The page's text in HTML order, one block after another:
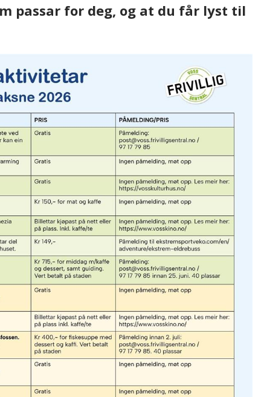
passar for deg, og at du får lyst til